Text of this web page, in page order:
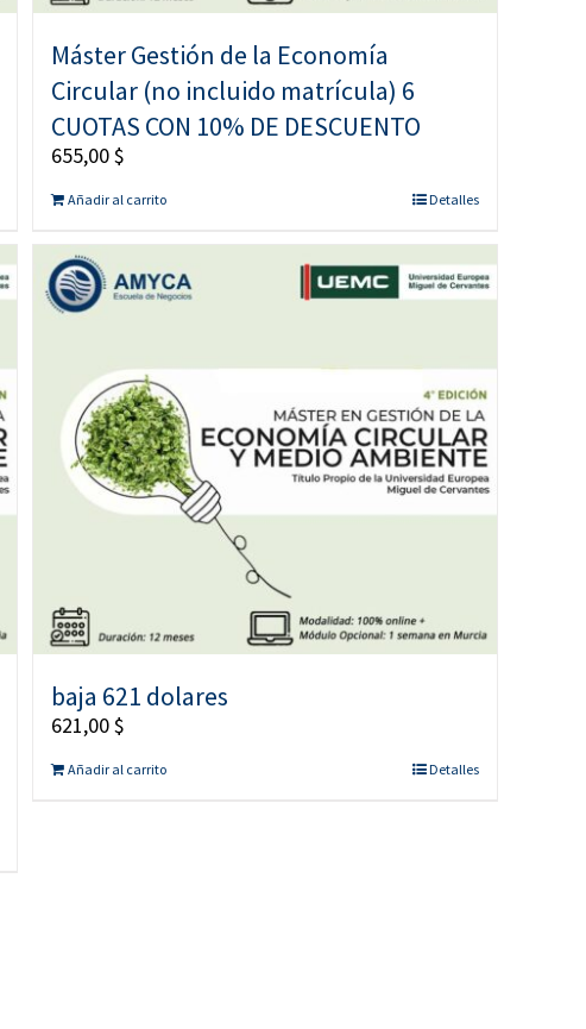
Máster Gestión de la Economía
Circular (no incluido matrícula) 6
CUOTAS CON 10% DE DESCUENTO
655,00$
Añadir al carrito Detalles
baja 621 dolares
621,00$
Añadir al carrito Detalles